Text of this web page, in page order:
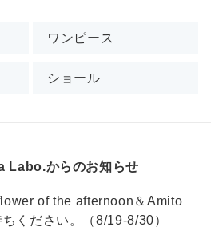
ワンピース
ショール
Labo.からのお知らせ
of the afternoon＆Amito
ください。（8/19-8/30）